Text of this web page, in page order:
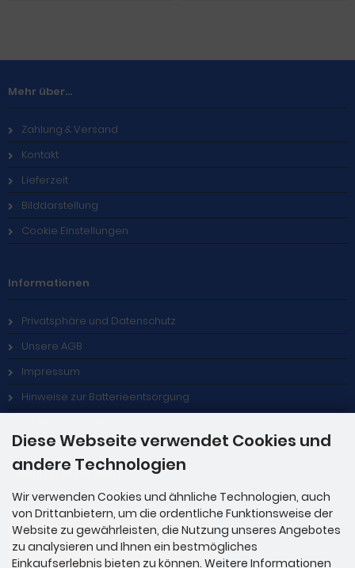
Mehr über...
Zahlung & Versand
Kontakt
Lieferzeit
Bilddarstellung
Cookie Einstellungen
Informationen
Privatsphäre und Datenschutz
Unsere AGB
Impressum
Hinweise zur Batterieentsorgung
Zahlungsmethoden
Diese Webseite verwendet Cookies und
andere Technologien
Wir verwenden Cookies und ähnliche Technologien, auch
von Drittanbietern, um die ordentliche Funktionsweise der
Website zu gewährleisten, die Nutzung unseres Angebotes
zu analysieren und Ihnen ein bestmögliches
Einkaufserlebnis bieten zu können. Weitere Informationen